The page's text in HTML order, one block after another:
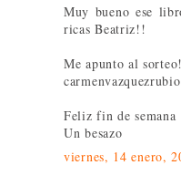
Muy bueno ese
ricas Beatriz!!
Me apunto al sorteo!
Feliz fin de semana
Un besazo
viernes, 14 enero,